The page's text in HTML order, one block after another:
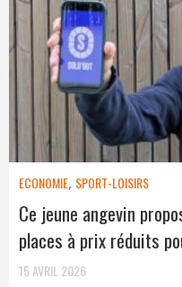
ECONOMIE, SPORT-LOISIRS
Ce jeune angevin
places à prix réduits
15 AVRIL 2026